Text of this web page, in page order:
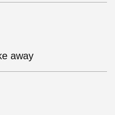
away